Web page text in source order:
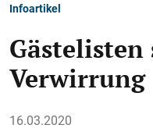
Infoartikel
Verwirrung
16.03.2020